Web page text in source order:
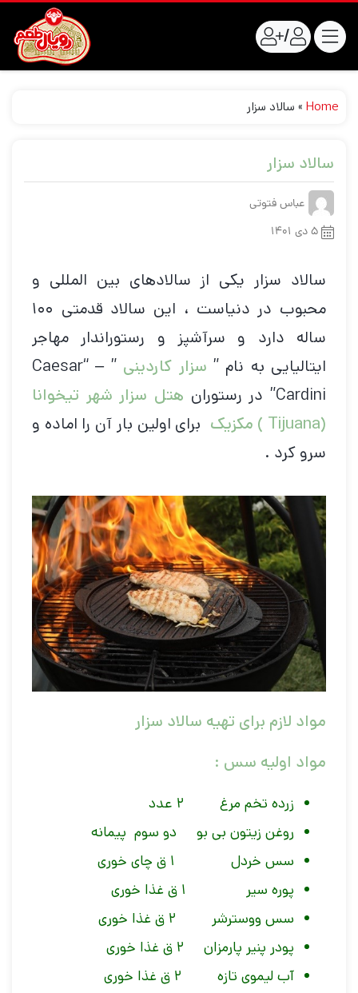
/
Home
» سالاد سزار
سالاد سزار
عباس فتوتی
۵ دی ۱۴۰۱
سالاد سزار یکی از سالادهای بین المللی و
محبوب در دنیاست ، این سالاد قدمتی ۱۰۰
ساله دارد و سرآشپز و رستوراندار مهاجر
ایتالیایی به نام ” سزار کاردینی
” – “Caesar
Cardini” در رستوران
هتل سزار شهر تیخوانا
(Tijuana )
مکزیک برای اولین بار آن را اماده و
سرو کرد .
مواد لازم برای تهیه سالاد سزار
مواد اولیه سس :
زرده تخم مرغ ۲ عدد
روغن زیتون بی بو دو سوم پیمانه
سس خردل ۱ ق چای خوری
پوره سیر ۱ ق غذا خوری
سس ووسترشر ۲ ق غذا خوری
پودر پنیر پارمزان ۲ ق غذا خوری
آب لیموی تازه ۲ ق غذا خوری